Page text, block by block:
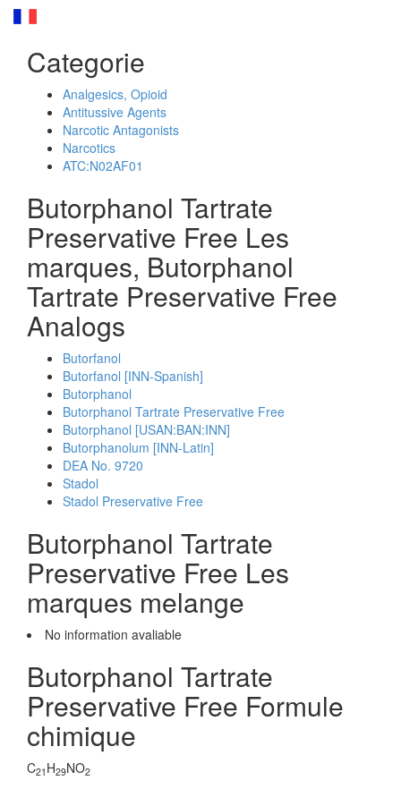
Categorie
Analgesics, Opioid
Antitussive Agents
Narcotic Antagonists
Narcotics
ATC:N02AF01
Butorphanol Tartrate
Preservative Free Les
marques, Butorphanol
Tartrate Preservative Free
Analogs
Butorfanol
Butorfanol [INN-Spanish]
Butorphanol
Butorphanol Tartrate Preservative Free
Butorphanol [USAN:BAN:INN]
Butorphanolum [INN-Latin]
DEA No. 9720
Stadol
Stadol Preservative Free
Butorphanol Tartrate
Preservative Free Les
marques melange
No information avaliable
Butorphanol Tartrate
Preservative Free Formule
chimique
C21 H29NO2